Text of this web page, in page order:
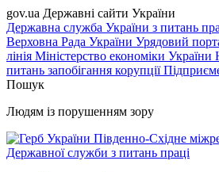
gov.ua Державні сайти України
Державна служба України з питань
Верховна Рада України Урядовий
лінія Міністерство економіки України
питань запобігання корупції
Пошук
Людям із порушенням зору
Південно-Східне
Державної служби з питань праці